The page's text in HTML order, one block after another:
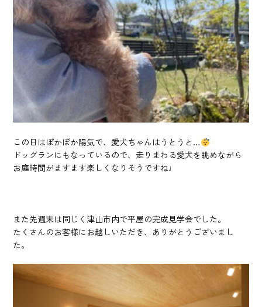
この日はぽかぽか陽気で、愛犬ちゃんはうとうと…
ドッグランにもなっているので、走りまわる愛犬を眺めながら
お庭時間がますます楽しくなりそうですね♩
また先週末は同じく津山市内で平屋の完成見学会でした。
たくさんのお客様にお越しいただき、ありがとうございまし
た。